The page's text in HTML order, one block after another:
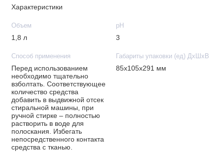
Характеристики
Объем
1,8 л
рН
3
Способ применения
Перед использованием
необходимо тщательно
взболтать. Соответствующее
количество средства
добавить в выдвижной отсек
стиральной машины, при
ручной стирке – полностью
растворить в воде для
полоскания. Избегать
непосредственного контакта
средства с тканью.
Габариты упаковки (ед) ДхШхВ
85x105x291 мм